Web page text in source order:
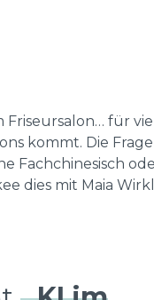
für
kommt. Die
Fachchinesisch
dies mit Maia